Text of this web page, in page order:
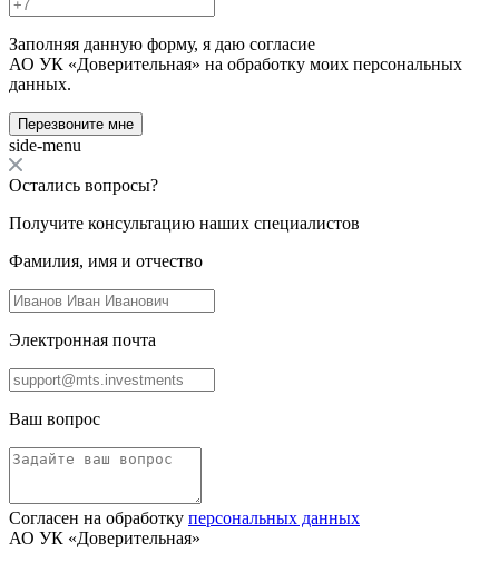
Заполняя данную форму, я даю согласие
АО УК «Доверительная» на обработку моих персональных
данных.
Перезвоните мне
side-menu
Остались вопросы?
Получите консультацию наших специалистов
Фамилия, имя и отчество
Электронная почта
Ваш вопрос
Согласен на обработку персональных данных
АО УК «Доверительная»